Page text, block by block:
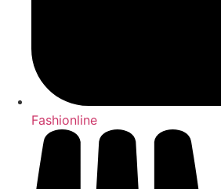
Fashionline